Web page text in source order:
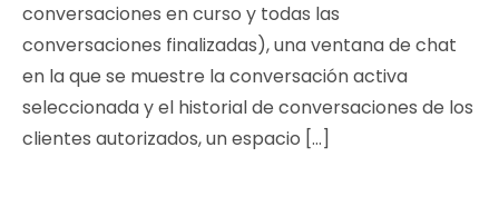
conversaciones en curso y todas las
conversaciones finalizadas), una ventana de chat
en la que se muestre la conversación activa
seleccionada y el historial de conversaciones de los
clientes autorizados, un espacio […]